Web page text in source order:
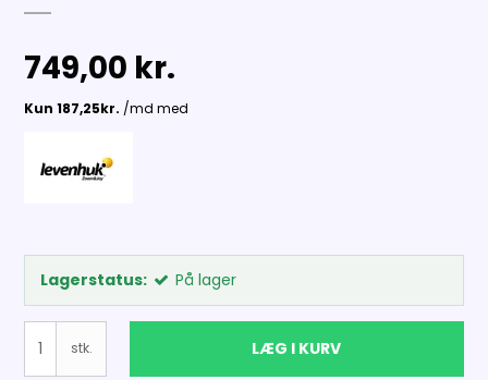
749,00 kr.
Lagerstatus: På lager
stk. LÆG I KURV